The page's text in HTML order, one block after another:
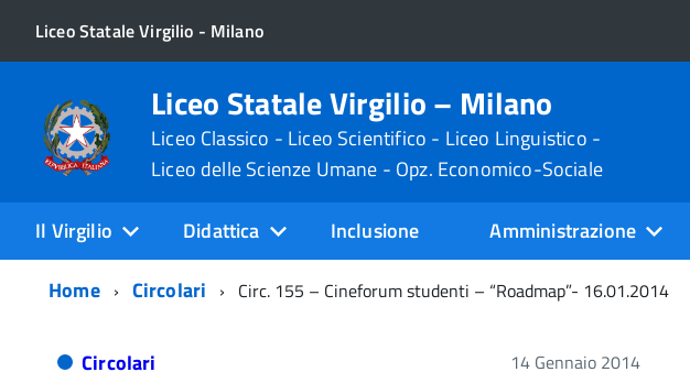
Liceo Statale Virgilio - Milano
Liceo Statale Virgilio – Milano
Liceo Classico - Liceo Scientifico - Liceo Linguistico -
Liceo delle Scienze Umane - Opz. Economico-Sociale
Il Virgilio Didattica Inclusione Amministrazione
Home
Circolari Circ. 155 – Cineforum studenti – “Roadmap”- 16.01.2014
Circolari 14 Gennaio 2014